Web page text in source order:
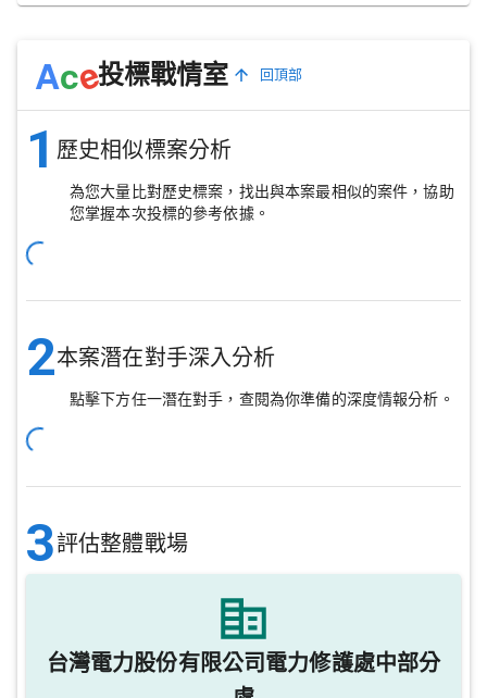
Ace投標戰情室 回頂部
1 歷史相似標案分析
為您大量比對歷史標案，找出與本案最相似的案件，協助
您掌握本次投標的參考依據。
2本案潛在對手深入分析
點擊下方任一潛在對手，查閱為你準備的深度情報分析。
3評估整體戰場
台灣電力股份有限公司電力修護處中部分